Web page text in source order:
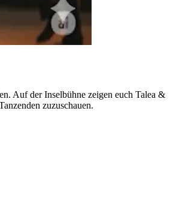
Auf der Inselbühne zeigen euch Talea &
zuzuschauen.